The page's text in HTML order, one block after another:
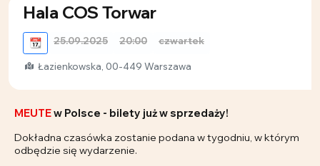
Hala COS Torwar
📆 25.09.2025 20:00 czwartek
Łazienkowska, 00-449 Warszawa
MEUTEw Polsce - bilety już w sprzedaży!
Dokładna czasówka zostanie podana w tygodniu, w którym
odbędzie się wydarzenie.